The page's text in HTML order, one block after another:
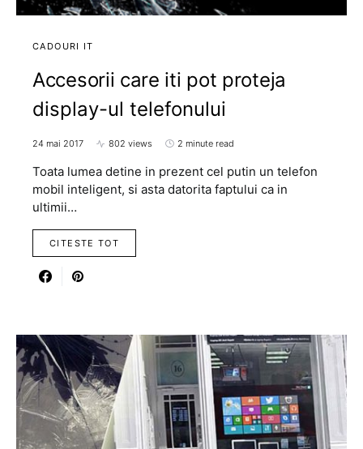
CADOURI IT
Accesorii care iti pot proteja
display-ul telefonului
24 mai 2017 802 views 2 minute read
Toata lumea detine in prezent cel putin un telefon
mobil inteligent, si asta datorita faptului ca in
ultimii…
CITESTE TOT